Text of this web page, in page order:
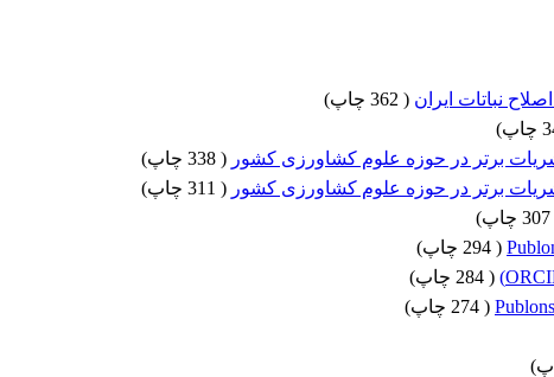
نباتات ایران (
)
)
برتر در حوزه علوم کشاورزی کشور (
)
برتر در حوزه علوم کشاورزی کشور (
)
)
(
)
(
)
(
)
)